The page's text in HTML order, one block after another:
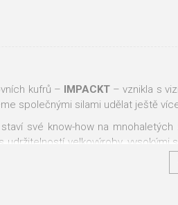
kufrů – IMPACKT– vznikla s
společnými silami udělat ještě
své know-how na
udržitelností velkovýroby,